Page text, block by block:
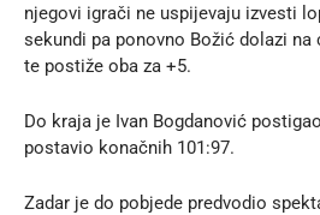
njegovi igrači ne uspijevaju izvesti
sekundi pa ponovno Božić dolazi
te postiže oba za +5.
Do kraja je Ivan Bogdanović
postavio konačnih 101:97.
Zadar je do pobjede predvodio